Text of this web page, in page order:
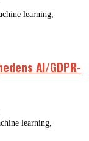
learning,
AI/GDPR-
learning,